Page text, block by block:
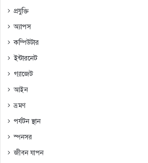
প্রযুক্তি
অ্যাপস
কম্পিউটার
ইন্টারনেট
গ্যাজেট
আইন
ভ্রমণ
পর্যটন স্থান
স্পনসর
জীবন যাপন